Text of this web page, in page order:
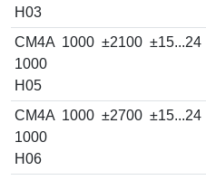
H03
CM4A
1000
H05
1000 ±2100 ±15...24
CM4A
1000
H06
1000 ±2700 ±15...24